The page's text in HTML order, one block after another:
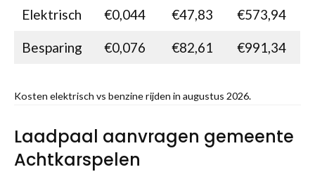
Elektrisch €0,044 €47,83 €573,94
Besparing €0,076 €82,61 €991,34
Kosten elektrisch vs benzine rijden in augustus 2026.
Laadpaal aanvragen gemeente
Achtkarspelen